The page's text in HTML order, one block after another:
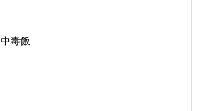
中毒飯
オーミック2022年4月入社式